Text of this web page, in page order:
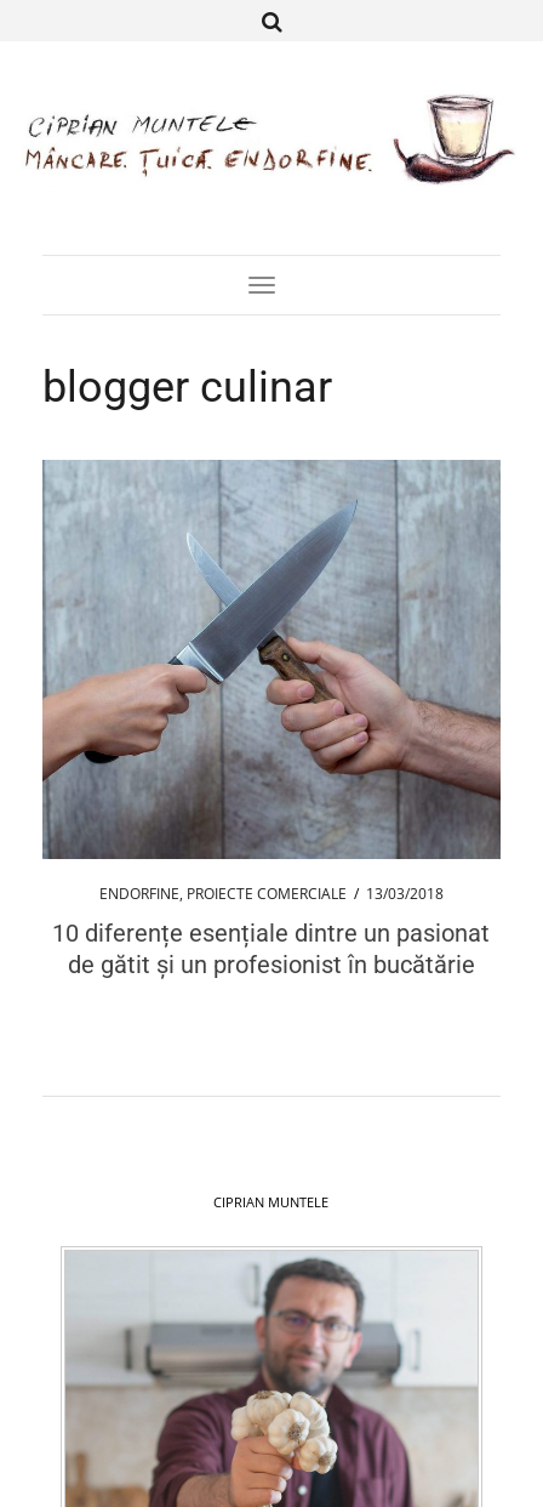
Toggle
Navigation
blogger culinar
ENDORFINE, PROIECTE COMERCIALE / 13/03/2018
10 diferențe esențiale dintre un pasionat
de gătit și un profesionist în bucătărie
CIPRIAN MUNTELE